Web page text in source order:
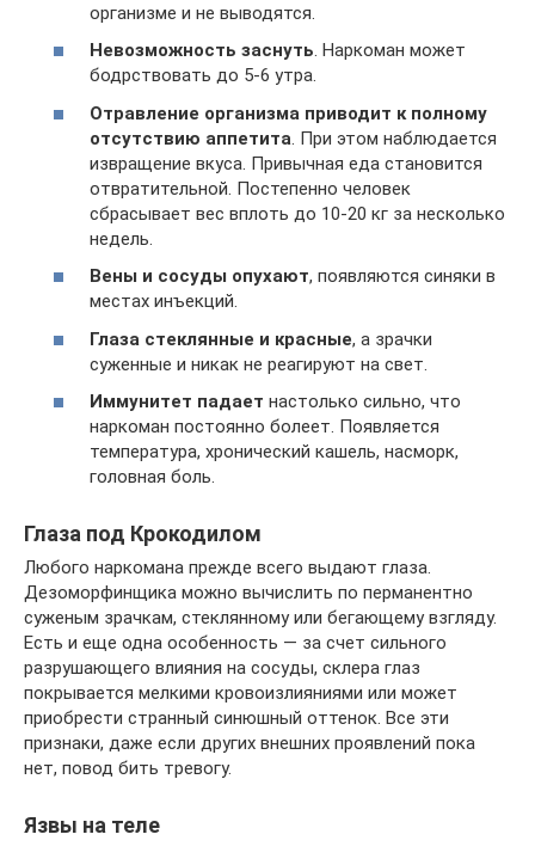
организме и не выводятся.
Невозможность заснуть. Наркоман может
бодрствовать до 5-6 утра.
Отравление организма приводит к полному
отсутствию аппетита . При этом наблюдается
извращение вкуса. Привычная еда становится
отвратительной. Постепенно человек
сбрасывает вес вплоть до 10-20 кг за несколько
недель.
Вены и сосуды опухают, появляются синяки в
местах инъекций.
Глаза стеклянные и красные, а зрачки
суженные и никак не реагируют на свет.
Иммунитет падает настолько сильно, что
наркоман постоянно болеет. Появляется
температура, хронический кашель, насморк,
головная боль.
Глаза под Крокодилом
Любого наркомана прежде всего выдают глаза.
Дезоморфинщика можно вычислить по перманентно
суженым зрачкам, стеклянному или бегающему взгляду.
Есть и еще одна особенность — за счет сильного
разрушающего влияния на сосуды, склера глаз
покрывается мелкими кровоизлияниями или может
приобрести странный синюшный оттенок. Все эти
признаки, даже если других внешних проявлений пока
нет, повод бить тревогу.
Язвы на теле